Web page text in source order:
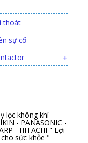
thoát
sự cố
+
lọc không khí
- PANASONIC -
- HITACHI " Lợi
sức khỏe "